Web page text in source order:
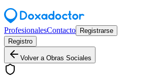
ProfesionalesContacto
Registrarse
Registro
Volver a Obras Sociales